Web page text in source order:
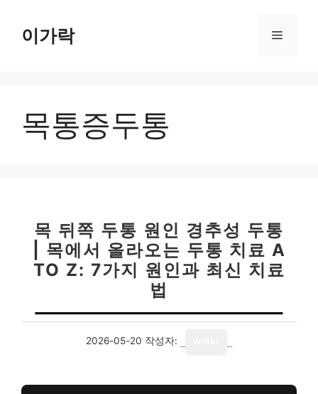
이가락 메
목통증두통
목 뒤쪽 두통 원인 경추성 두통
| 목에서 올라오는 두통 치료 A
TO Z: 7가지 원인과 최신 치료
법
2026-05-20 작성자: